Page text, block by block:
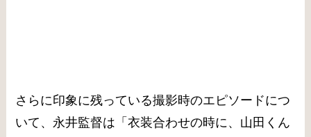
さらに印象に残っている撮影時のエピソードにつ
いて、永井監督は「衣装合わせの時に、山田くん